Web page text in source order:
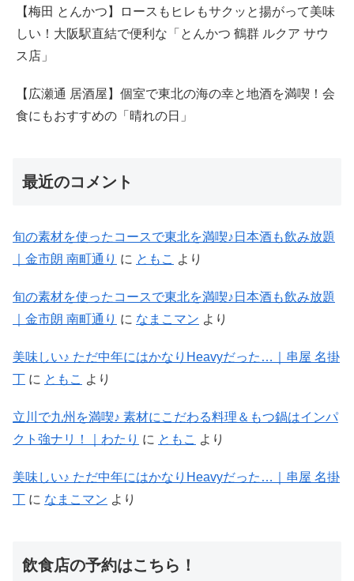
【梅田 とんかつ】ロースもヒレもサクッと揚がって美味
しい！大阪駅直結で便利な「とんかつ 鶴群 ルクア サウ
ス店」
【広瀬通 居酒屋】個室で東北の海の幸と地酒を満喫！会
食にもおすすめの「晴れの日」
最近のコメント
旬の素材を使ったコースで東北を満喫♪日本酒も飲み放題
｜金市朗 南町通り に ともこ より
旬の素材を使ったコースで東北を満喫♪日本酒も飲み放題
｜金市朗 南町通り に なまこマン より
美味しい♪ ただ中年にはかなりHeavyだった…｜串屋 名掛
丁 に ともこ より
立川で九州を満喫♪ 素材にこだわる料理＆もつ鍋はインパ
クト強ナリ！｜わたり に ともこ より
美味しい♪ ただ中年にはかなりHeavyだった…｜串屋 名掛
丁 に なまこマン より
飲食店の予約はこちら！